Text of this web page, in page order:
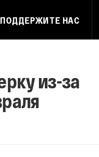
ПОДДЕРЖИТЕ НАС
из-за